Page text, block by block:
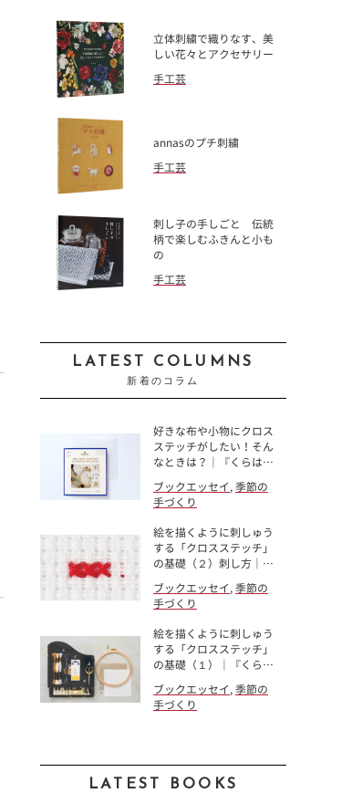
立体刺繍で織りなす、美
しい花々とアクセサリー
手工芸
annasのプチ刺繍
手工芸
刺し子の手しごと 伝統
柄で楽しむふきんと小も
の
手工芸
LATEST COLUMNS
新着のコラム
好きな布や小物にクロス
ステッチがしたい！そん
なときは？｜『くらは…
ブックエッセイ
季節の
手づくり
絵を描くように刺しゅう
する「クロスステッチ」
の基礎（２）刺し方｜…
ブックエッセイ
季節の
手づくり
絵を描くように刺しゅう
する「クロスステッチ」
の基礎（１）｜『くら…
ブックエッセイ
季節の
手づくり
LATEST BOOKS